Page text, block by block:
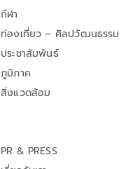
กีฬา
ท่องเที่ยว – ศิลปวัฒนธรรม
ประชาสัมพันธ์
ภูมิภาค
สิ่งแวดล้อม
PR & PRESS